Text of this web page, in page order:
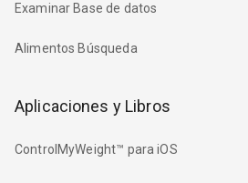
Examinar Base de datos
Alimentos Búsqueda
Aplicaciones y Libros
ControlMyWeight™ para iOS